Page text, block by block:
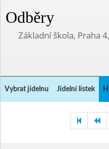
Odběry
Základní škola, Praha
Vybrat jídelnu Jídelní lístek